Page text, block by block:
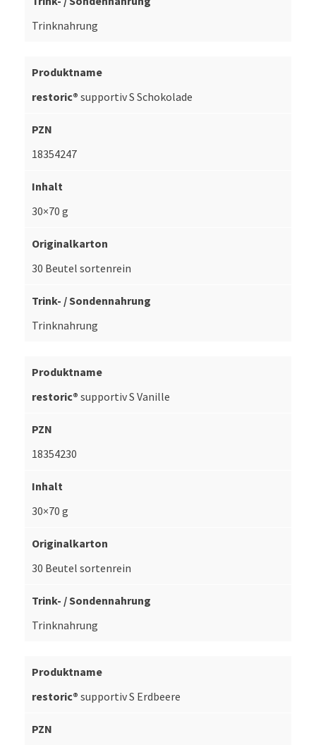
Trinknahrung
restoric® supportiv S Schokolade
18354247
30×70 g
30 Beutel sortenrein
Trinknahrung
restoric® supportiv S Vanille
18354230
30×70 g
30 Beutel sortenrein
Trinknahrung
restoric® supportiv S Erdbeere